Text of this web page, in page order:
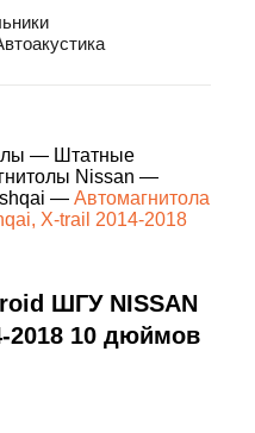
— Штатные
Nissan —
— Автомагнитола
X-trail 2014-2018
ШГУ NISSAN
2018 10 дюймов